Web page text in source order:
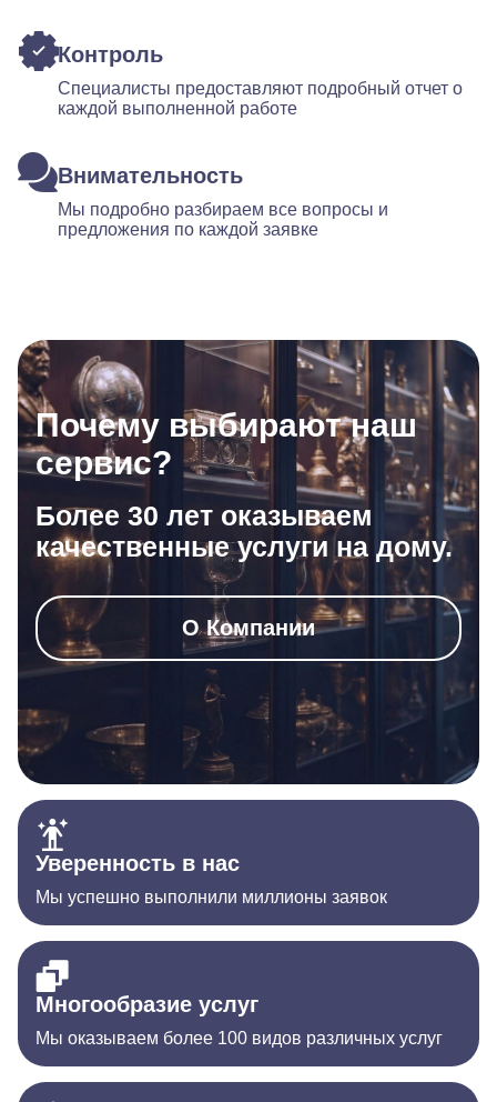
Контроль
Специалисты предоставляют подробный отчет о
каждой выполненной работе
Внимательность
Мы подробно разбираем все вопросы и
предложения по каждой заявке
Почему выбирают наш
сервис?
Более 30 лет оказываем
качественные услуги на дому.
О Компании
Уверенность в нас
Мы успешно выполнили миллионы заявок
Многообразие услуг
Мы оказываем более 100 видов различных услуг